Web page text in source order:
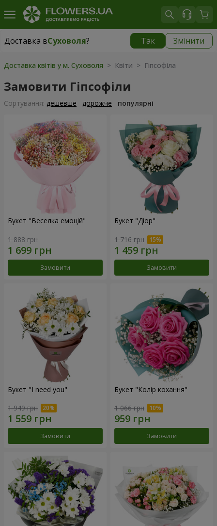
Доставка вСуховоля? Так Змінити
Доставка вСуховоля|
Доставка квітів у м. Суховоля > Квіти > Гіпсофіла
Замовити Гіпсофіли
Сортування: дешевше дорожче популярні
Букет "Веселка емоцій"
1 888 грн
Замовити
Букет "Діор"
1 716 грн
Замовити
Букет "I need you"
1 949 грн
Замовити
Букет "Колір кохання"
1 066 грн
Замовити